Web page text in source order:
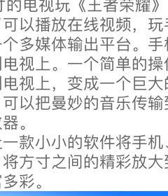
电视玩《王者荣耀
以播放在线视频，
多媒体输出平台。
视上。一个简单的
视上，变成一个巨
以把曼妙的音乐传
。
款小小的软件将手
方寸之间的精彩放
彩。